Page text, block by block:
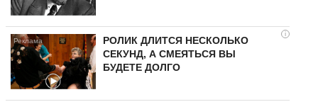
i
РОЛИК ДЛИТСЯ НЕСКОЛЬКО
СЕКУНД, А СМЕЯТЬСЯ ВЫ
БУДЕТЕ ДОЛГО